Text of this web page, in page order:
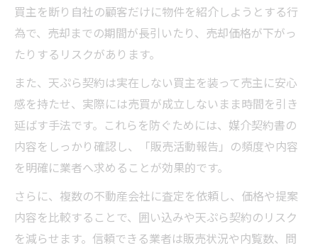
買主を断り自社の顧客だけに物件を紹介しようとする行
為で、売却までの期間が長引いたり、売却価格が下がっ
たりするリスクがあります。
また、天ぷら契約は実在しない買主を装って売主に安心
感を持たせ、実際には売買が成立しないまま時間を引き
延ばす手法です。これらを防ぐためには、媒介契約書の
内容をしっかり確認し、「販売活動報告」の頻度や内容
を明確に業者へ求めることが効果的です。
さらに、複数の不動産会社に査定を依頼し、価格や提案
内容を比較することで、囲い込みや天ぷら契約のリスク
を減らせます。信頼できる業者は販売状況や内覧数、問